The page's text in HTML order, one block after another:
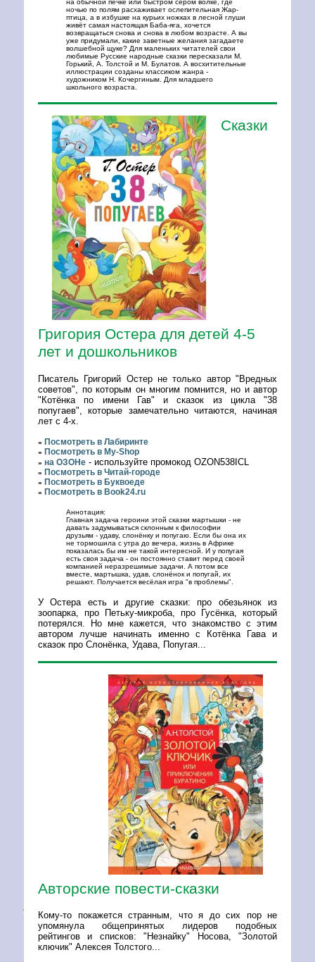
на обычной печке или быстром сером волке, где
ночью по полям расхаживает ослепительная Жар-
птица, а в избушке на курьих ножках в лесной глуши
живёт самая настоящая Баба-яга, хочется
возвращаться снова и снова в любом возрасте. А вы
уже придумали, какие заветные желания загадаете
волшебной щуке? Для маленьких читателей свои
любимые Русские народные сказки пересказали М.
Горький, А. Толстой и М. Булатов. А восхитительные
иллюстрации созданы классиком жанра -
художником Н. Кочергиным. Для младшего
школьного возраста.
Сказки
Григория Остера для детей 4-5
лет и дошкольников
Писатель Григорий Остер не только автор "Вредных
советов", по которым он многим помнится, но и автор
"Котёнка по имени Гав" и сказок из цикла "38
попугаев", которые замечательно читаются, начиная
лет с 4-х.
» Посмотреть в Лабиринте
» Посмотреть в My-Shop
» на ОЗОНе - используйте промокод OZON538ICL
» Посмотреть в Читай-городе
» Посмотреть в Буквоеде
» Посмотреть в Book24.ru
Аннотация:
Главная задача героини этой сказки мартышки - не
давать задумываться склонным к философии
друзьям - удаву, слонёнку и попугаю. Если бы она их
не тормошила с утра до вечера, жизнь в Африке
показалась бы им не такой интересной. И у попугая
есть своя задача - он постоянно ставит перед своей
компанией неразрешимые задачи. А потом все
вместе, мартышка, удав, слонёнок и попугай, их
решают. Получается весёлая игра "в проблемы".
У Остера есть и другие сказки: про обезьянок из
зоопарка, про Петьку-микроба, про Гусёнка, который
потерялся. Но мне кажется, что знакомство с этим
автором лучше начинать именно с Котёнка Гава и
сказок про Слонёнка, Удава, Попугая...
Авторские повести-сказки
Кому-то покажется странным, что я до сих пор не
упомянула общепринятых лидеров подобных
рейтингов и списков: "Незнайку" Носова, "Золотой
ключик" Алексея Толстого...